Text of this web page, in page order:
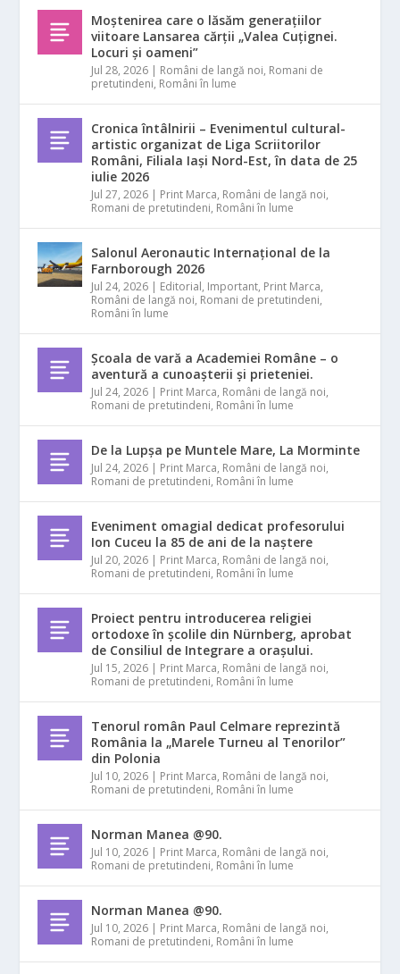
Moștenirea care o lăsăm generațiilor
viitoare Lansarea cărții „Valea Cuțignei.
Locuri și oameni”
Jul 28, 2026 | Români de langă noi, Romani de
pretutindeni, Români în lume
Cronica întâlnirii – Evenimentul cultural-
artistic organizat de Liga Scriitorilor
Români, Filiala Iași Nord-Est, în data de 25
iulie 2026
Jul 27, 2026 | Print Marca, Români de langă noi,
Romani de pretutindeni, Români în lume
Salonul Aeronautic Internațional de la
Farnborough 2026
Jul 24, 2026 | Editorial, Important, Print Marca,
Români de langă noi, Romani de pretutindeni,
Români în lume
Școala de vară a Academiei Române – o
aventură a cunoașterii și prieteniei.
Jul 24, 2026 | Print Marca, Români de langă noi,
Romani de pretutindeni, Români în lume
De la Lupșa pe Muntele Mare, La Morminte
Jul 24, 2026 | Print Marca, Români de langă noi,
Romani de pretutindeni, Români în lume
Eveniment omagial dedicat profesorului
Ion Cuceu la 85 de ani de la naștere
Jul 20, 2026 | Print Marca, Români de langă noi,
Romani de pretutindeni, Români în lume
Proiect pentru introducerea religiei
ortodoxe în școlile din Nürnberg, aprobat
de Consiliul de Integrare a orașului.
Jul 15, 2026 | Print Marca, Români de langă noi,
Romani de pretutindeni, Români în lume
Tenorul român Paul Celmare reprezintă
România la „Marele Turneu al Tenorilor”
din Polonia
Jul 10, 2026 | Print Marca, Români de langă noi,
Romani de pretutindeni, Români în lume
Norman Manea @90.
Jul 10, 2026 | Print Marca, Români de langă noi,
Romani de pretutindeni, Români în lume
Norman Manea @90.
Jul 10, 2026 | Print Marca, Români de langă noi,
Romani de pretutindeni, Români în lume